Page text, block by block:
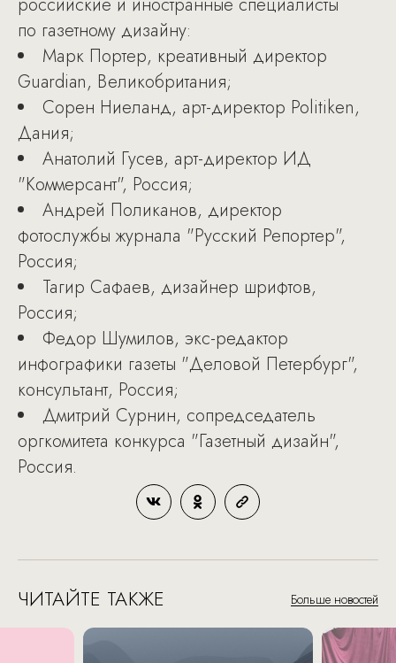
по газетному дизайну:
Марк Портер, креативный директор
Guardian, Великобритания;
Сорен Ниеланд, арт-директор Politiken,
Дания;
Анатолий Гусев, арт-директор ИД
"Коммерсант", Россия;
Андрей Поликанов, директор
фотослужбы журнала "Русский Репортер",
Россия;
Тагир Сафаев, дизайнер шрифтов,
Россия;
Федор Шумилов, экс-редактор
инфографики газеты "Деловой Петербург",
консультант, Россия;
Дмитрий Сурнин, сопредседатель
оргкомитета конкурса "Газетный дизайн",
Россия.
ЧИТАЙТЕ ТАКЖЕ Больше новостей